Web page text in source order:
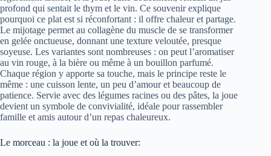
profond qui sentait le thym et le vin. Ce souvenir explique
pourquoi ce plat est si réconfortant : il offre chaleur et partage.
Le mijotage permet au collagène du muscle de se transformer
en gelée onctueuse, donnant une texture veloutée, presque
soyeuse. Les variantes sont nombreuses : on peut l’aromatiser
au vin rouge, à la bière ou même à un bouillon parfumé.
Chaque région y apporte sa touche, mais le principe reste le
même : une cuisson lente, un peu d’amour et beaucoup de
patience. Servie avec des légumes racines ou des pâtes, la joue
devient un symbole de convivialité, idéale pour rassembler
famille et amis autour d’un repas chaleureux.
Le morceau : la joue et où la trouver: